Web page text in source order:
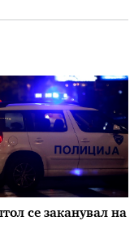
се заканувал на